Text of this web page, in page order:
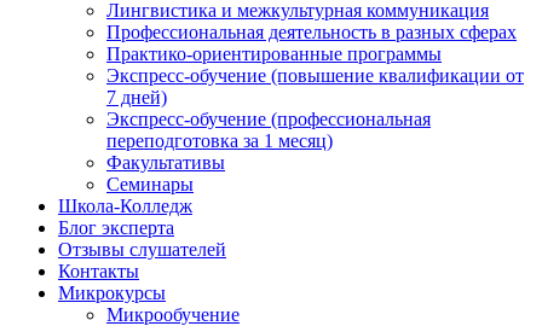
Лингвистика и межкультурная коммуникация
Профессиональная деятельность в разных сферах
Практико-ориентированные программы
Экспресс-обучение (повышение квалификации от
7 дней)
Экспресс-обучение (профессиональная
переподготовка за 1 месяц)
Факультативы
Семинары
Школа-Колледж
Блог эксперта
Отзывы слушателей
Контакты
Микрокурсы
Микрообучение